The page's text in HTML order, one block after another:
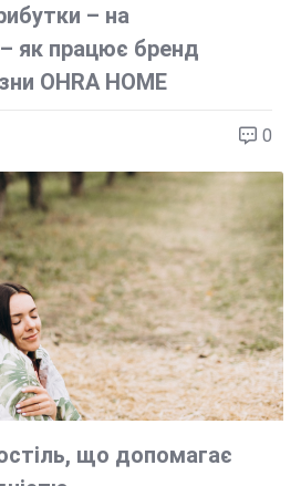
– на
– як працює бренд
OHRA HOME
0
що допомагає